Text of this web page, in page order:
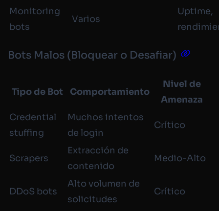
Monitoring
bots
Varios
Uptime,
Bots Malos (Bloquear o Desafiar)
Tipo de Bot Comportamiento
Nivel de
Amenaza
Credential
stuffing
Muchos intentos
de login
Crítico
Scrapers
Extracción de
contenido
Medio-Alto
DDoS bots
Alto volumen de
solicitudes
Crítico